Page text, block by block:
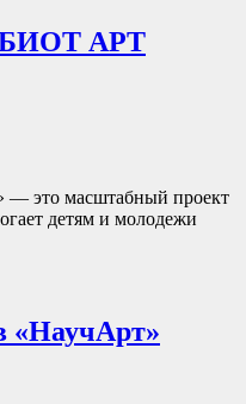
БИОТ АРТ
это масштабный проект
детям и молодежи
«НаучАрт»